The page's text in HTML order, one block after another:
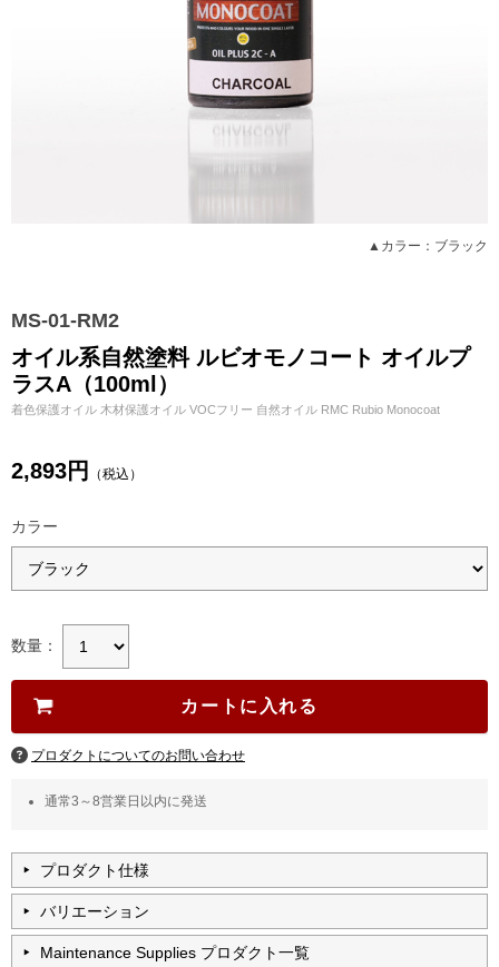
▲カラー：ブラック
MS-01-RM2
オイル系自然塗料 ルビオモノコート オイルプ
ラスA（100ml）
着色保護オイル 木材保護オイル VOCフリー 自然オイル RMC Rubio Monocoat
2,893円 （税込）
カラー
数量：
プロダクトについてのお問い合わせ
通常3～8営業日以内に発送
プロダクト仕様
バリエーション
Maintenance Supplies プロダクト一覧